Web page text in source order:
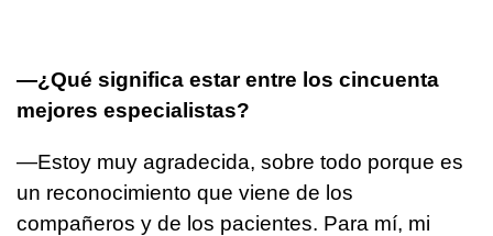
—¿Qué significa estar entre los cincuenta
mejores especialistas?
—Estoy muy agradecida, sobre todo porque es
un reconocimiento que viene de los
compañeros y de los pacientes. Para mí, mi